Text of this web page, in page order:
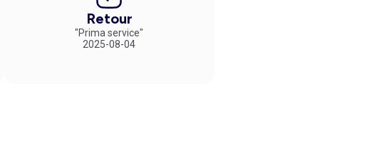
Retour
"Prima service"
2025-08-04